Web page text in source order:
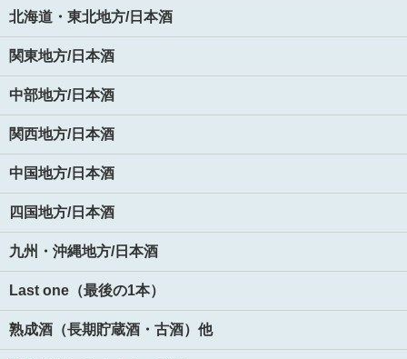
北海道・東北地方/日本酒
関東地方/日本酒
中部地方/日本酒
関西地方/日本酒
中国地方/日本酒
四国地方/日本酒
九州・沖縄地方/日本酒
Last one（最後の1本）
熟成酒（長期貯蔵酒・古酒）他